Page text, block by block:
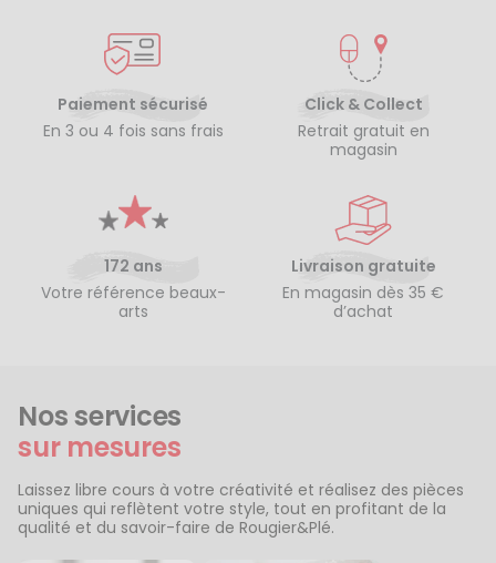
Paiement sécurisé
En 3 ou 4 fois sans frais
Click & Collect
Retrait gratuit en
magasin
172 ans
Votre référence beaux-
arts
Livraison gratuite
En magasin dès 35 €
d’achat
Nos services
sur mesures
Laissez libre cours à votre créativité et réalisez des pièces
uniques qui reflètent votre style, tout en profitant de la
qualité et du savoir-faire de Rougier&Plé.